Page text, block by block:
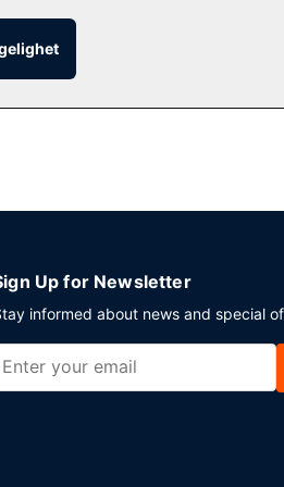
tilbys det romservice (døgnet
Up for Newsletter
informed about news and special